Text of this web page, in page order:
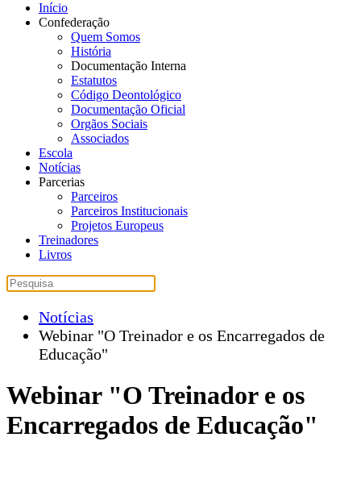
Início
Confederação
Quem Somos
História
Documentação Interna
Estatutos
Código Deontológico
Documentação Oficial
Orgãos Sociais
Associados
Escola
Notícias
Parcerias
Parceiros
Parceiros Institucionais
Projetos Europeus
Treinadores
Livros
Notícias
Webinar "O Treinador e os Encarregados de
Educação"
Webinar "O Treinador e os
Encarregados de Educação"